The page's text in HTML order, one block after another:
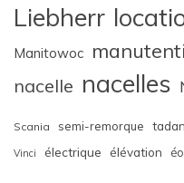
Liebherr
Manitowoc
nacelle nacelles
Scania semi-remorque
Vinci électrique élévation